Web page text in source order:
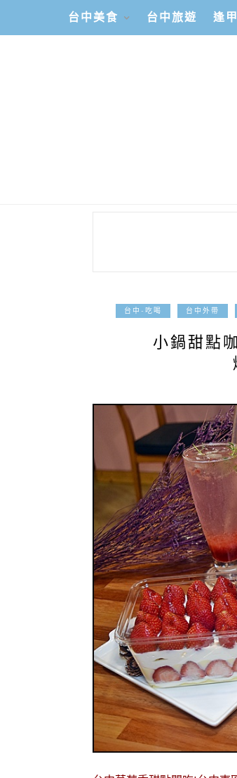
台中美食 台中旅遊 逢
台中-吃喝 台中外帶
小鍋甜點